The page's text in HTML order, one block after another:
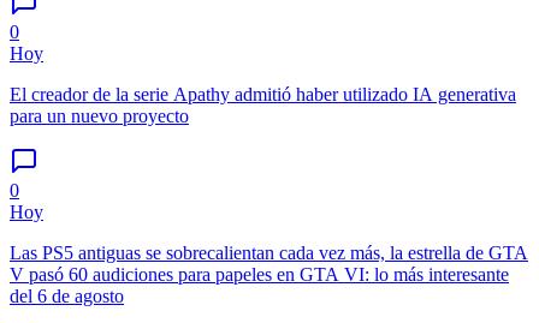
0
Hoy
El creador de la serie Apathy admitió haber utilizado IA generativa
para un nuevo proyecto
0
Hoy
Las PS5 antiguas se sobrecalientan cada vez más, la estrella de GTA
V pasó 60 audiciones para papeles en GTA VI: lo más interesante
del 6 de agosto